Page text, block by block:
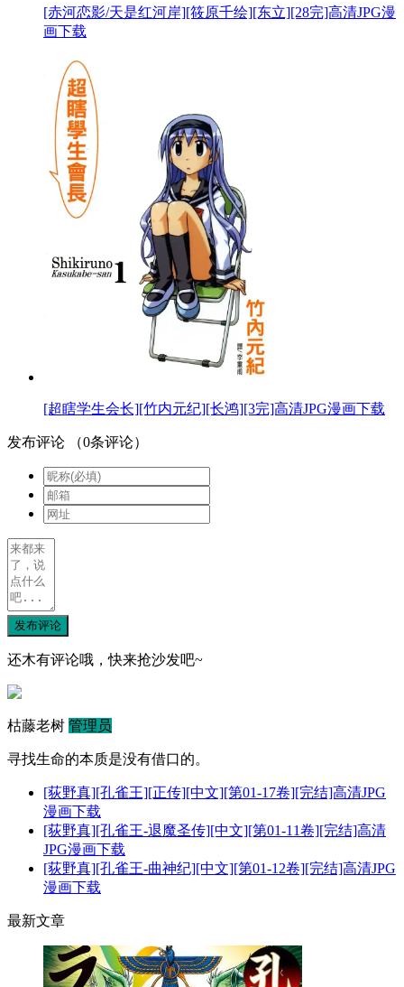
[赤河恋影/天是红河岸][筱原千绘][东立][28完]高清JPG漫
画下载
[超瞎学生会长][竹内元纪][长鸿][3完]高清JPG漫画下载
发布评论 （0条评论）
发布评论
还木有评论哦，快来抢沙发吧~
枯藤老树 管理员
寻找生命的本质是没有借口的。
[荻野真][孔雀王][正传][中文][第01-17卷][完结]高清JPG
漫画下载
[荻野真][孔雀王-退魔圣传][中文][第01-11卷][完结]高清
JPG漫画下载
[荻野真][孔雀王-曲神纪][中文][第01-12卷][完结]高清JPG
漫画下载
最新文章